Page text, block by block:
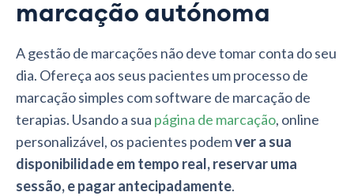
marcação autónoma
A gestão de marcações não deve tomar conta do seu
dia. Ofereça aos seus pacientes um processo de
marcação simples com software de marcação de
terapias. Usando a sua página de marcação, online
personalizável, os pacientes podemver a sua
disponibilidade em tempo real, reservar uma
sessão, e pagar antecipadamente.